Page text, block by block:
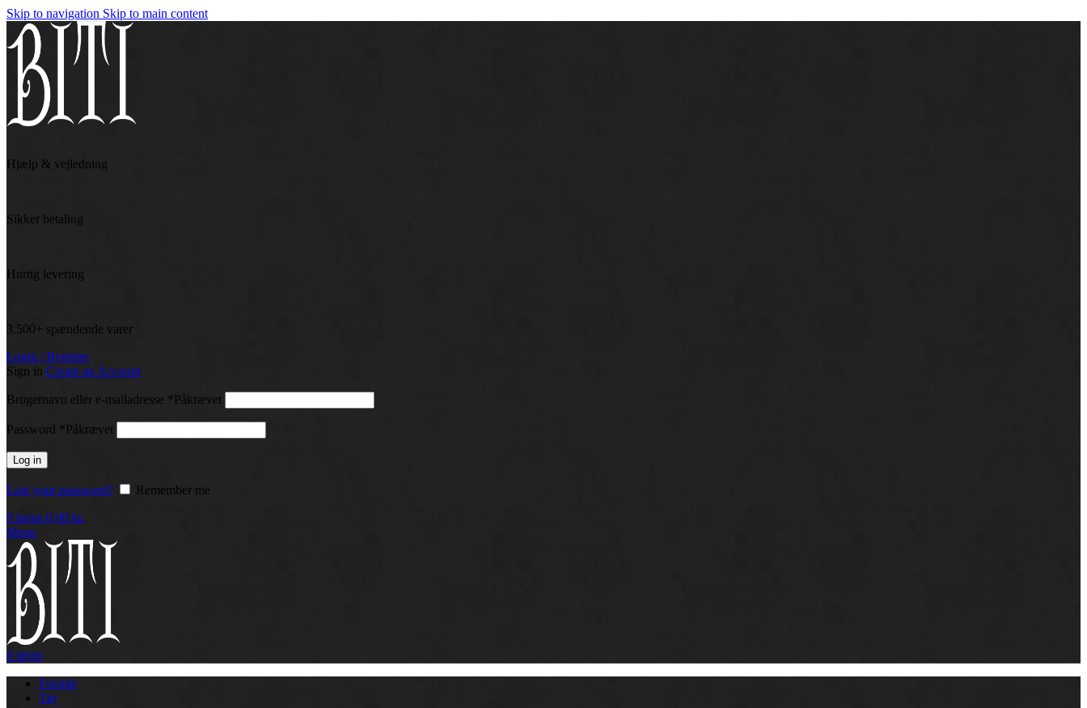
Skip to navigation Skip to main content
Hjælp & vejledning
Sikker betaling
Hurtig levering
3.500+ spændende varer
Login / Register
Sign in Create an Account
Brugernavn eller e-mailadresse * Påkrævet
Password * Påkrævet
Log in
Lost your password?
Remember me
0 items 0,00 kr.
Menu
0 items
Forside
Tøj